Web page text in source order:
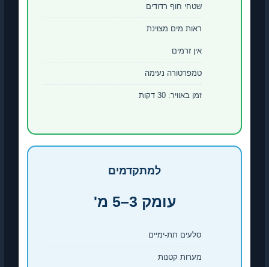
שטחי חוף רדודים
ראות מים מצוינת
אין זרמים
טמפרטורה נעימה
זמן באוויר: 30 דקות
למתקדמים
עומק 3–5 מ'
סלעים תת-ימיים
מערות קטנות